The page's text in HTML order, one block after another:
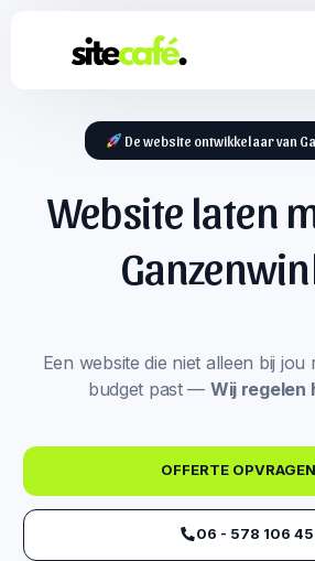
De website ontwikkelaar van
Website laten
Een website die niet alleen bij
budget past — Wij regelen
OFFERTE OPVRAGEN
‪06 - 578 106 45‬